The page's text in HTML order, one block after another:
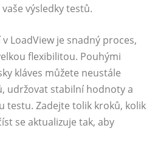
výsledky testů.
LoadView je snadný proces,
flexibilitou. Pouhými
kláves můžete neustále
udržovat stabilní hodnoty a
testu. Zadejte tolik kroků, kolik
se aktualizuje tak, aby